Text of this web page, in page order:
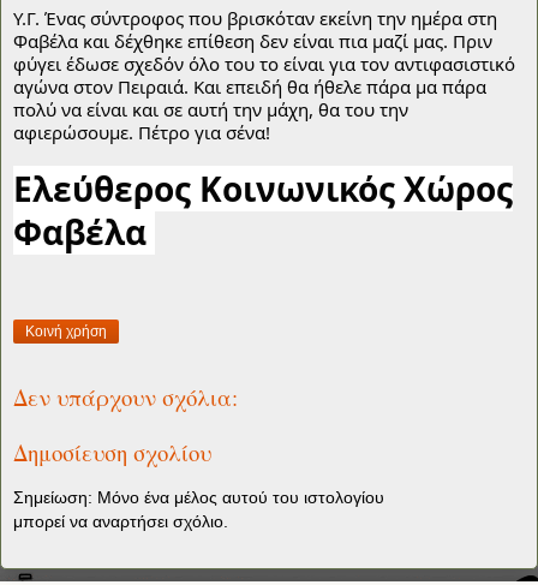
Υ.Γ. Ένας σύντροφος που βρισκόταν εκείνη την ημέρα στη
Φαβέλα και δέχθηκε επίθεση δεν είναι πια μαζί μας. Πριν
φύγει έδωσε σχεδόν όλο του το είναι για τον αντιφασιστικό
αγώνα στον Πειραιά. Και επειδή θα ήθελε πάρα μα πάρα
πολύ να είναι και σε αυτή την μάχη, θα του την
αφιερώσουμε. Πέτρο για σένα!
Ελεύθερος Κοινωνικός Χώρος
Φαβέλα
Κοινή χρήση
Δεν υπάρχουν σχόλια:
Δημοσίευση σχολίου
Σημείωση: Μόνο ένα μέλος αυτού του ιστολογίου
μπορεί να αναρτήσει σχόλιο.